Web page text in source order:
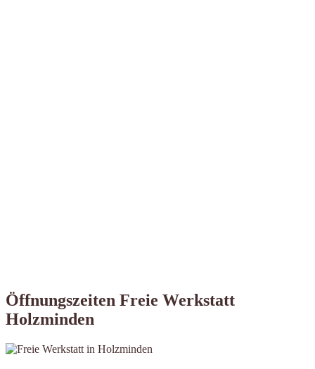
Öffnungszeiten Freie Werkstatt
Holzminden